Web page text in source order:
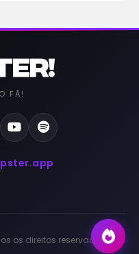
FÃ!
os direitos reservados.